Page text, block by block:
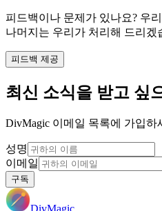
피드백이나 문제가 있나요? 우
나머지는 우리가 처리해 드리겠
피드백 제공
최신 소식을 받고 싶
DivMagic 이메일 목록에 가입하
성명
이메일
구독